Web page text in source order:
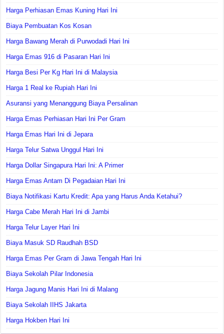
Harga Perhiasan Emas Kuning Hari Ini
Biaya Pembuatan Kos Kosan
Harga Bawang Merah di Purwodadi Hari Ini
Harga Emas 916 di Pasaran Hari Ini
Harga Besi Per Kg Hari Ini di Malaysia
Harga 1 Real ke Rupiah Hari Ini
Asuransi yang Menanggung Biaya Persalinan
Harga Emas Perhiasan Hari Ini Per Gram
Harga Emas Hari Ini di Jepara
Harga Telur Satwa Unggul Hari Ini
Harga Dollar Singapura Hari Ini: A Primer
Harga Emas Antam Di Pegadaian Hari Ini
Biaya Notifikasi Kartu Kredit: Apa yang Harus Anda Ketahui?
Harga Cabe Merah Hari Ini di Jambi
Harga Telur Layer Hari Ini
Biaya Masuk SD Raudhah BSD
Harga Emas Per Gram di Jawa Tengah Hari Ini
Biaya Sekolah Pilar Indonesia
Harga Jagung Manis Hari Ini di Malang
Biaya Sekolah IIHS Jakarta
Harga Hokben Hari Ini